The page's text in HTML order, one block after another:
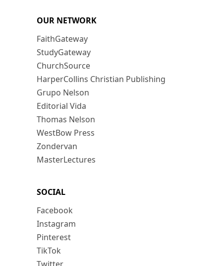
OUR NETWORK
FaithGateway
StudyGateway
ChurchSource
HarperCollins Christian Publishing
Grupo Nelson
Editorial Vida
Thomas Nelson
WestBow Press
Zondervan
MasterLectures
SOCIAL
Facebook
Instagram
Pinterest
TikTok